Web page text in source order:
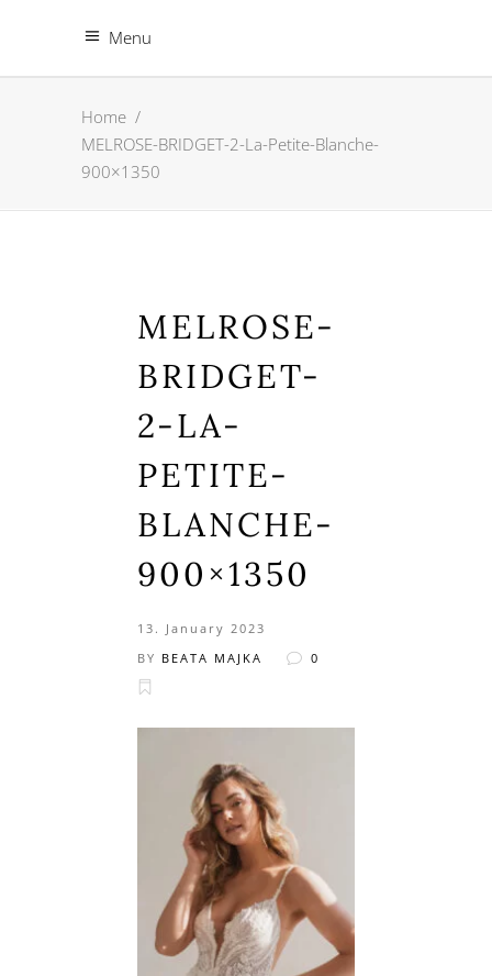
Menu
Home /
MELROSE-BRIDGET-2-La-Petite-Blanche-
900×1350
MELROSE-
BRIDGET-
2-LA-
PETITE-
BLANCHE-
900×1350
13. January 2023
BY BEATA MAJKA 0